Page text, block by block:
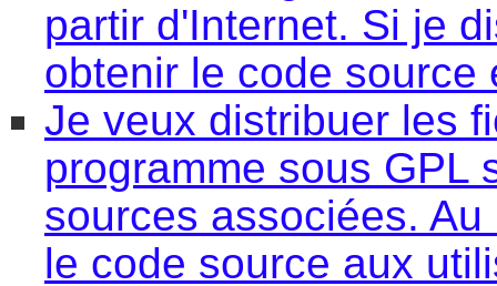
partir d'Internet. Si je
obtenir le code source
Je veux distribuer les
programme sous GPL
sources associées.
le code source aux